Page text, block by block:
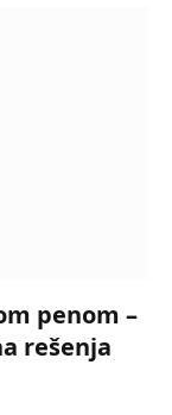
penom –
rešenja